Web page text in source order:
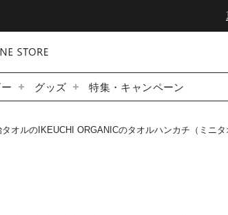
ダブルポイン
グッズ 特集・キャンペーン
オルのIKEUCHI ORGANICのタオルハンカチ（ミニタ